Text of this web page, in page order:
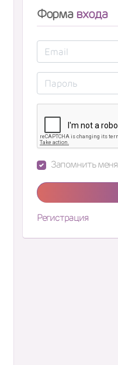
Форма входа
Запомнить меня
Регистрация